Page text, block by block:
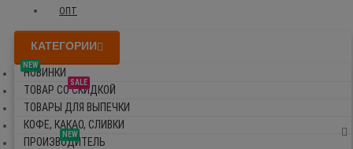
ОПТ
КАТЕГОРИИ
NEW
НОВИНКИ
SALE
ТОВАР СО СКИДКОЙ
ТОВАРЫ ДЛЯ ВЫПЕЧКИ
КОФЕ, КАКАО, СЛИВКИ
NEW
ПРОИЗВОДИТЕЛЬ